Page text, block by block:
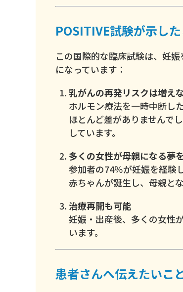
POSITIVE試験が示し
この国際的な臨床試験は、妊
になっています：
乳がんの再発リスクは増え
ホルモン療法を一時中断し
ほとんど差がありませんで
しています。
多くの女性が母親になる夢
参加者の74％が妊娠を経験
赤ちゃんが誕生し、母親と
治療再開も可能
妊娠・出産後、多くの女性
います。
患者さんへ伝えたいこ